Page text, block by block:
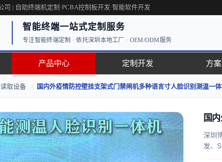
司 | 自助终端机定制·PCBA控制板开发·智能软件开发
智能终端一站式定制服务
专注智能终端定制 · 依托深圳本地工厂 · OEM/ODM服务
产品中心 定制开发 方
取设备 > 国内外疫情防控壁挂支架式门禁闸机多种语言寸人脸识别测温一
国
深圳
发、